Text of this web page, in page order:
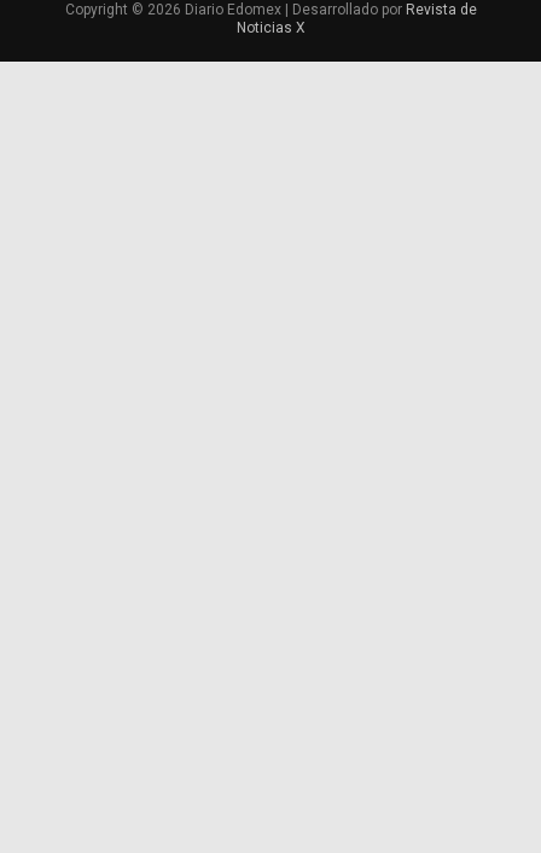
Copyright © 2026 Diario Edomex | Desarrollado por Revista de
Noticias X